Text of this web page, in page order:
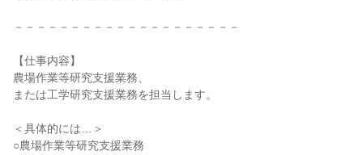
－－－－－－－－－－－－－－－－－－－－
【仕事内容】
農場作業等研究支援業務、
または工学研究支援業務を担当します。
＜具体的には…＞
○農場作業等研究支援業務